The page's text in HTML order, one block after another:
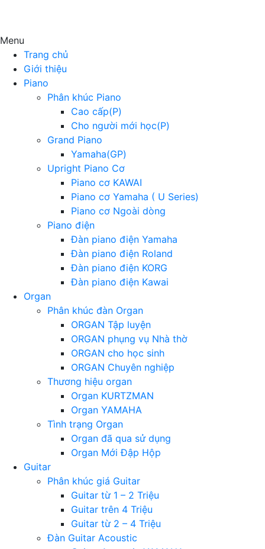
Menu
Trang chủ
Giới thiệu
Piano
Phân khúc Piano
Cao cấp(P)
Cho người mới học(P)
Grand Piano
Yamaha(GP)
Upright Piano Cơ
Piano cơ KAWAI
Piano cơ Yamaha ( U Series)
Piano cơ Ngoài dòng
Piano điện
Đàn piano điện Yamaha
Đàn piano điện Roland
Đàn piano điện KORG
Đàn piano điện Kawai
Organ
Phân khúc đàn Organ
ORGAN Tập luyện
ORGAN phụng vụ Nhà thờ
ORGAN cho học sinh
ORGAN Chuyên nghiệp
Thương hiệu organ
Organ KURTZMAN
Organ YAMAHA
Tình trạng Organ
Organ đã qua sử dụng
Organ Mới Đập Hộp
Guitar
Phân khúc giá Guitar
Guitar từ 1 – 2 Triệu
Guitar trên 4 Triệu
Guitar từ 2 – 4 Triệu
Đàn Guitar Acoustic